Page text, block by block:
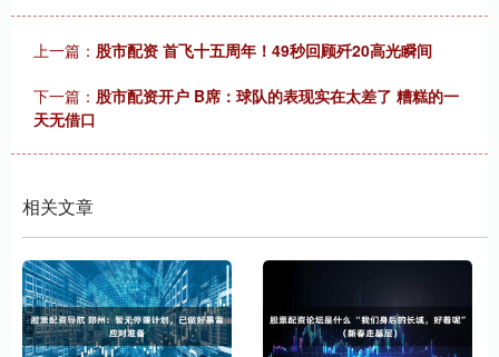
上一篇： 股市配资 首飞十五周年！49秒回顾歼20高光瞬间
下一篇： 股市配资开户 B席：球队的表现实在太差了 糟糕的一
天无借口
相关文章